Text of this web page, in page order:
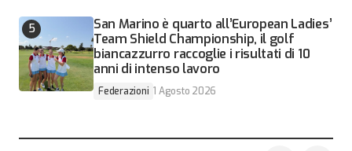
San Marino è quarto all’European Ladies’
Team Shield Championship, il golf
biancazzurro raccoglie i risultati di 10
anni di intenso lavoro
Federazioni 1 Agosto 2026